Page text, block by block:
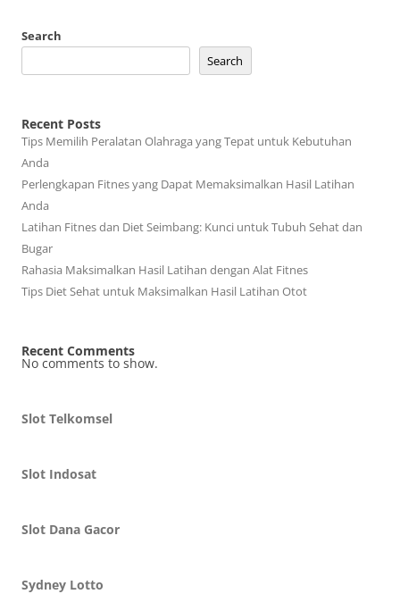
Search
Search
Recent Posts
Tips Memilih Peralatan Olahraga yang Tepat untuk Kebutuhan
Anda
Perlengkapan Fitnes yang Dapat Memaksimalkan Hasil Latihan
Anda
Latihan Fitnes dan Diet Seimbang: Kunci untuk Tubuh Sehat dan
Bugar
Rahasia Maksimalkan Hasil Latihan dengan Alat Fitnes
Tips Diet Sehat untuk Maksimalkan Hasil Latihan Otot
Recent Comments
No comments to show.
Slot Telkomsel
Slot Indosat
Slot Dana Gacor
Sydney Lotto